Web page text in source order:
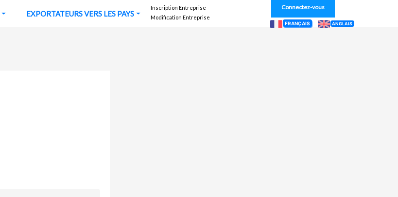
EXPORTATEURS VERS LES PAYS
Inscription Entreprise
Modification Entreprise
Connectez-vous
FRANÇAIS ANGLAIS